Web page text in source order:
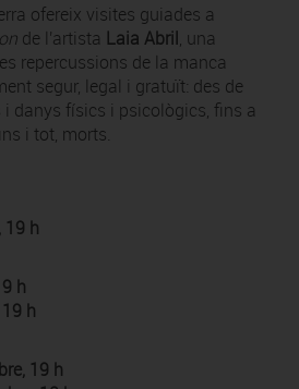
ofereix visites guiades a
de l'artista Laia Abril, una
repercussions de la manca
segur, legal i gratuït: des de
danys físics i psicològics, fins a
i tot, morts.
19 h
h
h
19 h